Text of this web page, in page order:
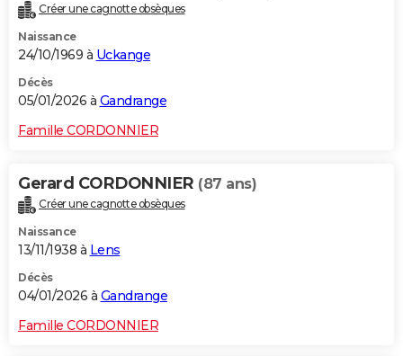
Créer une cagnotte obsèques
Naissance
24/10/1969 à Uckange
Décès
05/01/2026 à Gandrange
Famille CORDONNIER
Gerard CORDONNIER (87 ans)
Créer une cagnotte obsèques
Naissance
13/11/1938 à Lens
Décès
04/01/2026 à Gandrange
Famille CORDONNIER